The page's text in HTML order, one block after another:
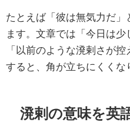
たとえば「彼は無気力だ」
ます。文章では「今日は少
「以前のような溌剌さが
すると、角が立ちにくくな
溌剌の意味を英